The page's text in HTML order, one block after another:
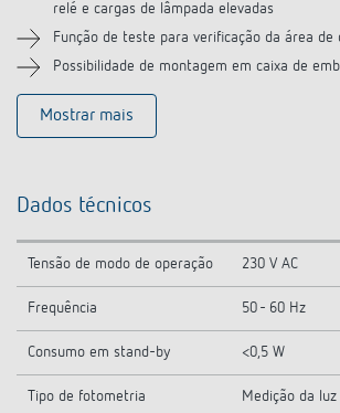
relé e cargas de lâmpada elevadas
Função de teste para verificação da área de
Possibilidade de montagem em caixa de
Mostrar mais
Dados técnicos
Tensão de modo de operação 230 V AC
Frequência 50 - 60 Hz
Consumo em stand-by <0,5 W
Tipo de fotometria Medição da